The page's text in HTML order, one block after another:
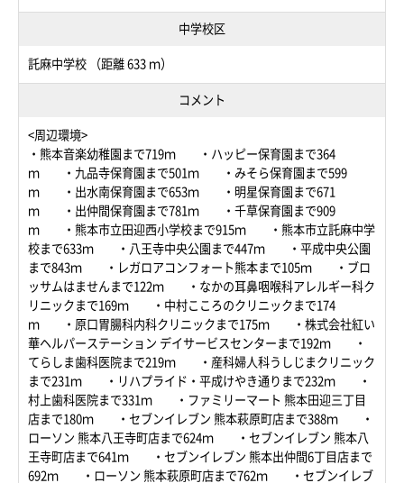
中学校区
託麻中学校 （距離 633 ｍ）
コメント
<周辺環境>
・熊本音楽幼稚園まで719ｍ ・ハッピー保育園まで364
ｍ ・九品寺保育園まで501ｍ ・みそら保育園まで599
ｍ ・出水南保育園まで653ｍ ・明星保育園まで671
ｍ ・出仲間保育園まで781ｍ ・千草保育園まで909
ｍ ・熊本市立田迎西小学校まで915ｍ ・熊本市立託麻中学
校まで633ｍ ・八王寺中央公園まで447ｍ ・平成中央公園
まで843ｍ ・レガロアコンフォート熊本まで105ｍ ・ブロ
ッサムはませんまで122ｍ ・なかの耳鼻咽喉科アレルギー科ク
リニックまで169ｍ ・中村こころのクリニックまで174
ｍ ・原口胃腸科内科クリニックまで175ｍ ・株式会社紅い
華ヘルパーステーション デイサービスセンターまで192ｍ ・
てらしま歯科医院まで219ｍ ・産科婦人科うしじまクリニック
まで231ｍ ・リハプライド・平成けやき通りまで232ｍ ・
村上歯科医院まで331ｍ ・ファミリーマート 熊本田迎三丁目
店まで180ｍ ・セブンイレブン 熊本萩原町店まで388ｍ ・
ローソン 熊本八王寺町店まで624ｍ ・セブンイレブン 熊本八
王寺町店まで641ｍ ・セブンイレブン 熊本出仲間6丁目店まで
692ｍ ・ローソン 熊本萩原町店まで762ｍ ・セブンイレブ